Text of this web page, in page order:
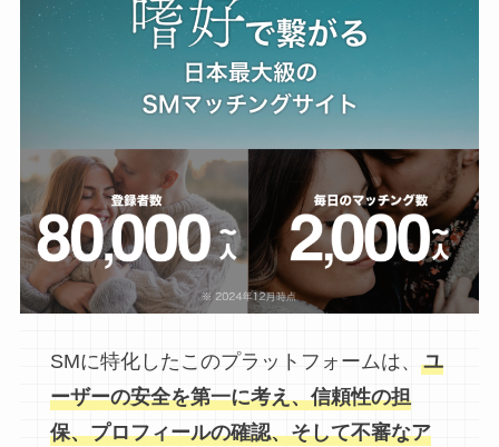
SMに特化したこのプラットフォームは、 ユ
ーザーの安全を第一に考え、信頼性の担
保、プロフィールの確認、そして不審なア